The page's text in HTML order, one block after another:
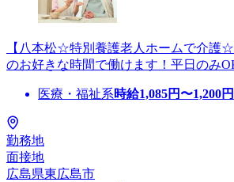
【八本松☆特別養護老人ホームで介護
のお好きな時間で働けます！平日のみ
医療・福祉系時給1,085円〜1,200円
勤務地
面接地
広島県東広島市